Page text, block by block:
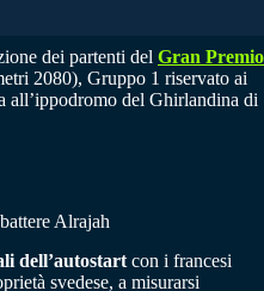
dei partenti del Gran Premio
2080), Gruppo 1 riservato ai
all’ippodromo del Ghirlandina di
Alrajah
dell’autostart con i francesi
svedese, a misurarsi